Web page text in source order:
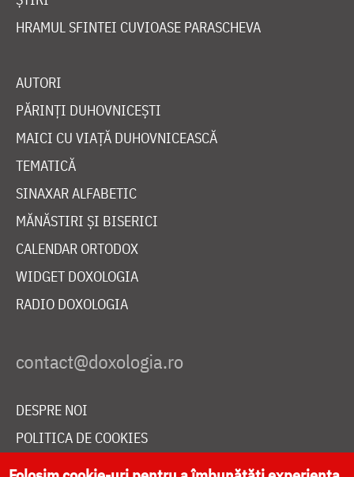
HRAMUL SFINTEI CUVIOASE PARASCHEVA
AUTORI
PĂRINȚI DUHOVNICEȘTI
MAICI CU VIAȚĂ DUHOVNICEASCĂ
TEMATICĂ
SINAXAR ALFABETIC
MĂNĂSTIRI ȘI BISERICI
CALENDAR ORTODOX
WIDGET DOXOLOGIA
RADIO DOXOLOGIA
DESPRE NOI
POLITICA DE COOKIES
DONEAZĂ ONLINE PENTRU CATEDRALA NAȚIONALĂ